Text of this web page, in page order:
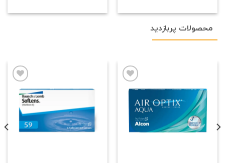
محصولات پربازدید
مندی
علاقه
مندی